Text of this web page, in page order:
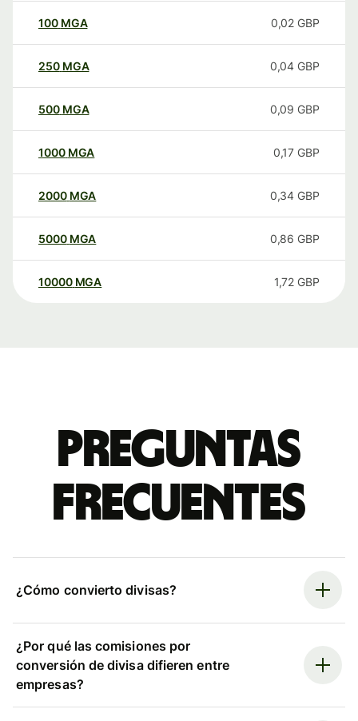
100 MGA 0,02 GBP
250 MGA 0,04 GBP
500 MGA 0,09 GBP
1000 MGA 0,17 GBP
2000 MGA 0,34 GBP
5000 MGA 0,86 GBP
10000 MGA 1,72 GBP
Preguntas
frecuentes
¿Cómo convierto divisas?
¿Por qué las comisiones por
conversión de divisa difieren entre
empresas?